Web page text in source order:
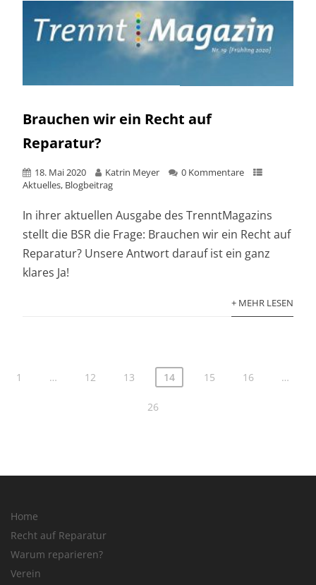
Brauchen wir ein Recht auf
Reparatur?
18. Mai 2020 Katrin Meyer
0 Kommentare
Aktuelles, Blogbeitrag
In ihrer aktuellen Ausgabe des TrenntMagazins
stellt die BSR die Frage: Brauchen wir ein Recht auf
Reparatur? Unsere Antwort darauf ist ein ganz
klares Ja!
+ MEHR LESEN
1 … 12 13 14 15 16 …
26
Home
Recht auf Reparatur
Warum reparieren?
Verein